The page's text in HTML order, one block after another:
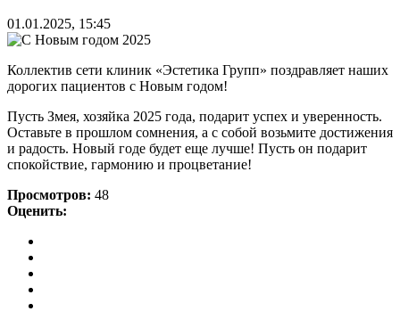
01.01.2025, 15:45
Коллектив сети клиник «Эстетика Групп» поздравляет наших
дорогих пациентов с Новым годом!
Пусть Змея, хозяйка 2025 года, подарит успех и уверенность.
Оставьте в прошлом сомнения, а с собой возьмите достижения
и радость. Новый годе будет еще лучше! Пусть он подарит
спокойствие, гармонию и процветание!
Просмотров: 48
Оценить: